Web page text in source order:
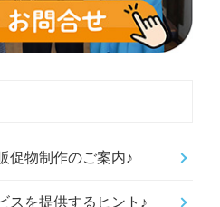
促物制作のご案内♪
スを提供するヒント♪